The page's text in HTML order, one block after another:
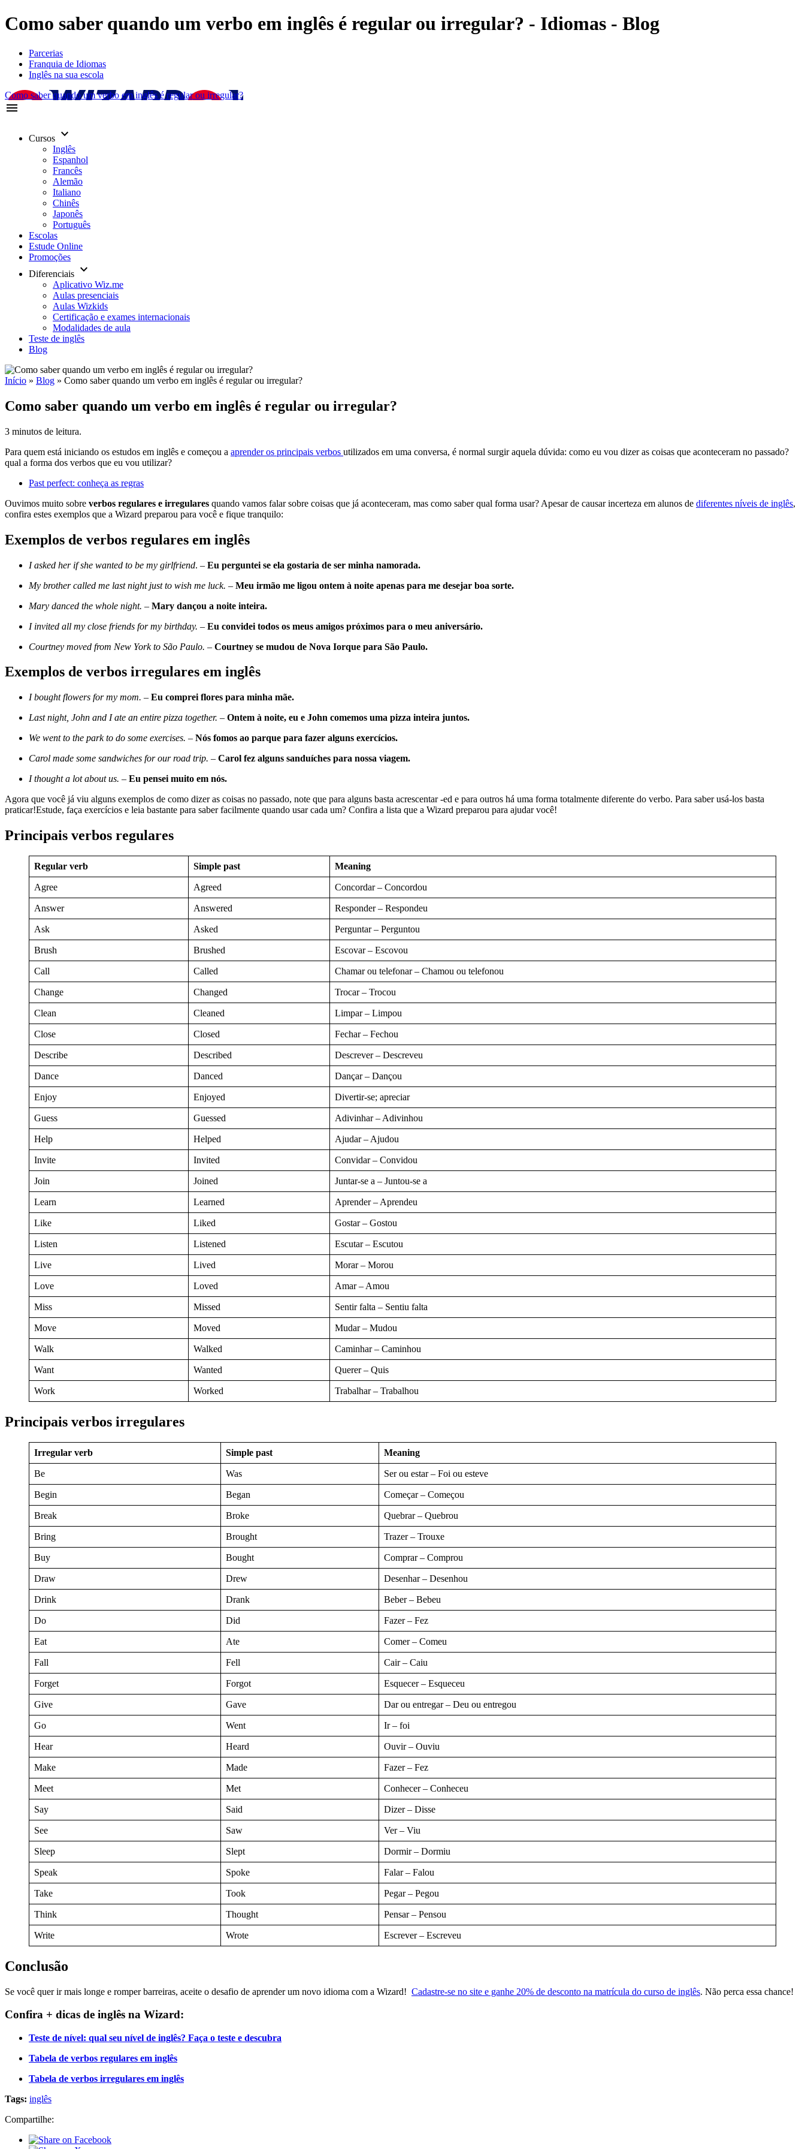
Como saber quando um verbo em inglês é regular ou irregular? - Idiomas - Blog
Parcerias
Franquia de Idiomas
Inglês na sua escola
Como saber quando um verbo em inglês é regular ou irregular?
menu
Cursos keyboard_arrow_down
Inglês
Espanhol
Francês
Alemão
Italiano
Chinês
Japonês
Português
Escolas
Estude Online
Promoções
Diferenciais keyboard_arrow_down
Aplicativo Wiz.me
Aulas presenciais
Aulas Wizkids
Certificação e exames internacionais
Modalidades de aula
Teste de inglês
Blog
Início » Blog » Como saber quando um verbo em inglês é regular ou irregular?
Como saber quando um verbo em inglês é regular ou irregular?
3 minutos de leitura.
Para quem está iniciando os estudos em inglês e começou a aprender os principais verbos utilizados em uma conversa, é normal surgir aquela dúvida: como eu vou dizer as coisas que aconteceram no passado?
qual a forma dos verbos que eu vou utilizar?
Past perfect: conheça as regras
Ouvimos muito sobre verbos regulares e irregulares quando vamos falar sobre coisas que já aconteceram, mas como saber qual forma usar? Apesar de causar incerteza em alunos de diferentes níveis de inglês,
confira estes exemplos que a Wizard preparou para você e fique tranquilo:
Exemplos de verbos regulares em inglês
I asked her if she wanted to be my girlfriend. – Eu perguntei se ela gostaria de ser minha namorada.
My brother called me last night just to wish me luck. – Meu irmão me ligou ontem à noite apenas para me desejar boa sorte.
Mary danced the whole night. – Mary dançou a noite inteira.
I invited all my close friends for my birthday. – Eu convidei todos os meus amigos próximos para o meu aniversário.
Courtney moved from New York to São Paulo. – Courtney se mudou de Nova Iorque para São Paulo.
Exemplos de verbos irregulares em inglês
I bought flowers for my mom. – Eu comprei flores para minha mãe.
Last night, John and I ate an entire pizza together. – Ontem à noite, eu e John comemos uma pizza inteira juntos.
We went to the park to do some exercises. – Nós fomos ao parque para fazer alguns exercícios.
Carol made some sandwiches for our road trip. – Carol fez alguns sanduíches para nossa viagem.
I thought a lot about us. – Eu pensei muito em nós.
Agora que você já viu alguns exemplos de como dizer as coisas no passado, note que para alguns basta acrescentar -ed e para outros há uma forma totalmente diferente do verbo. Para saber usá-los basta
praticar!Estude, faça exercícios e leia bastante para saber facilmente quando usar cada um? Confira a lista que a Wizard preparou para ajudar você!
Principais verbos regulares
Regular verb Simple past Meaning
Agree Agreed Concordar – Concordou
Answer Answered Responder – Respondeu
Ask Asked Perguntar – Perguntou
Brush Brushed Escovar – Escovou
Call Called Chamar ou telefonar – Chamou ou telefonou
Change Changed Trocar – Trocou
Clean Cleaned Limpar – Limpou
Close Closed Fechar – Fechou
Describe Described Descrever – Descreveu
Dance Danced Dançar – Dançou
Enjoy Enjoyed Divertir-se; apreciar
Guess Guessed Adivinhar – Adivinhou
Help Helped Ajudar – Ajudou
Invite Invited Convidar – Convidou
Join Joined Juntar-se a – Juntou-se a
Learn Learned Aprender – Aprendeu
Like Liked Gostar – Gostou
Listen Listened Escutar – Escutou
Live Lived Morar – Morou
Love Loved Amar – Amou
Miss Missed Sentir falta – Sentiu falta
Move Moved Mudar – Mudou
Walk Walked Caminhar – Caminhou
Want Wanted Querer – Quis
Work Worked Trabalhar – Trabalhou
Principais verbos irregulares
Irregular verb Simple past Meaning
Be Was Ser ou estar – Foi ou esteve
Begin Began Começar – Começou
Break Broke Quebrar – Quebrou
Bring Brought Trazer – Trouxe
Buy Bought Comprar – Comprou
Draw Drew Desenhar – Desenhou
Drink Drank Beber – Bebeu
Do Did Fazer – Fez
Eat Ate Comer – Comeu
Fall Fell Cair – Caiu
Forget Forgot Esquecer – Esqueceu
Give Gave Dar ou entregar – Deu ou entregou
Go Went Ir – foi
Hear Heard Ouvir – Ouviu
Make Made Fazer – Fez
Meet Met Conhecer – Conheceu
Say Said Dizer – Disse
See Saw Ver – Viu
Sleep Slept Dormir – Dormiu
Speak Spoke Falar – Falou
Take Took Pegar – Pegou
Think Thought Pensar – Pensou
Write Wrote Escrever – Escreveu
Conclusão
Se você quer ir mais longe e romper barreiras, aceite o desafio de aprender um novo idioma com a Wizard! Cadastre-se no site e ganhe 20% de desconto na matrícula do curso de inglês. Não perca essa chance!
Confira + dicas de inglês na Wizard:
Teste de nível: qual seu nível de inglês? Faça o teste e descubra
Tabela de verbos regulares em inglês
Tabela de verbos irregulares em inglês
Tags: inglês
Compartilhe: